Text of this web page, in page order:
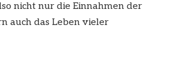
nicht nur die Einnahmen der
auch das Leben vieler